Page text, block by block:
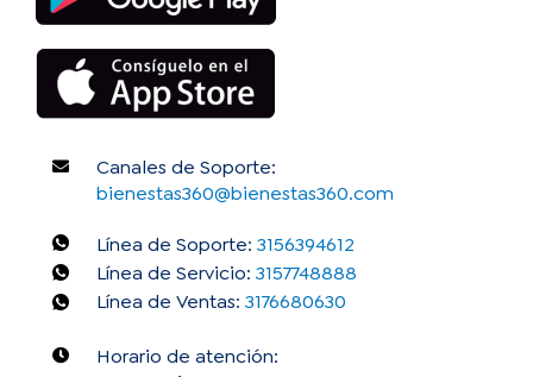
Canales de Soporte:
bienestas360@bienestas360.com
Línea de Soporte:3156394612
Línea de Servicio:3157748888
Línea de Ventas:3176680630
Horario de atención: